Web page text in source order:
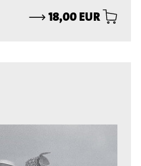
⟶18,00 EUR